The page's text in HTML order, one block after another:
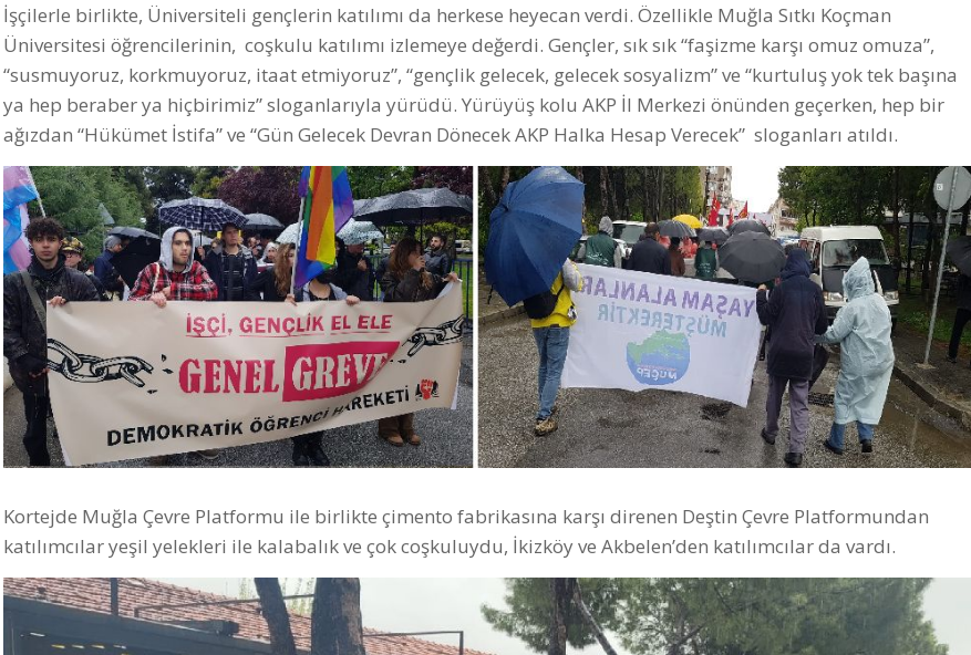
İşçilerle birlikte, Üniversiteli gençlerin katılımı da herkese heyecan verdi. Özellikle Muğla Sıtkı Koçman
Üniversitesi öğrencilerinin, coşkulu katılımı izlemeye değerdi. Gençler, sık sık “faşizme karşı omuz omuza”,
“susmuyoruz, korkmuyoruz, itaat etmiyoruz”, “gençlik gelecek, gelecek sosyalizm” ve “kurtuluş yok tek başına
ya hep beraber ya hiçbirimiz” sloganlarıyla yürüdü. Yürüyüş kolu AKP İl Merkezi önünden geçerken, hep bir
ağızdan “Hükümet İstifa” ve “Gün Gelecek Devran Dönecek AKP Halka Hesap Verecek” sloganları atıldı.
Kortejde Muğla Çevre Platformu ile birlikte çimento fabrikasına karşı direnen Deştin Çevre Platformundan
katılımcılar yeşil yelekleri ile kalabalık ve çok coşkuluydu, İkizköy ve Akbelen’den katılımcılar da vardı.